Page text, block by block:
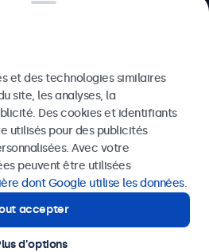
par 5000+ entreprises
Envoyer
au01 79 97 48 02
et des technologies similaires
site, les analyses, la
Des cookies et identifiants
utilisés pour des publicités
Avec votre
peuvent être utilisées
dont Google utilise les données.
accepter
d'options